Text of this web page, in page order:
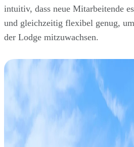
intuitiv, dass neue Mitarbeitende
und gleichzeitig flexibel genug,
der Lodge mitzuwachsen.